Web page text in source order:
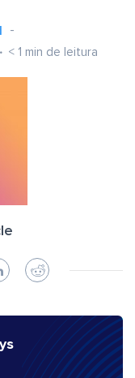
< 1 min de leitura